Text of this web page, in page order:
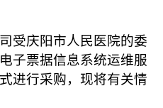
受庆阳市人民医院的委
子票据信息系统运维服
进行采购，现将有关情